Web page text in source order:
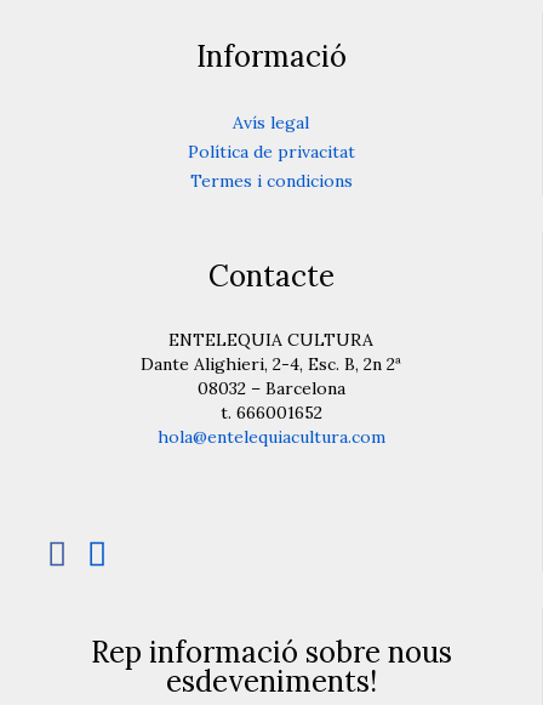
Informació
Avís legal
Política de privacitat
Termes i condicions
Contacte
ENTELEQUIA CULTURA
Dante Alighieri, 2-4, Esc. B, 2n 2ª
08032 – Barcelona
t. 666001652
hola@entelequiacultura.com
 
Rep informació sobre nous
esdeveniments!